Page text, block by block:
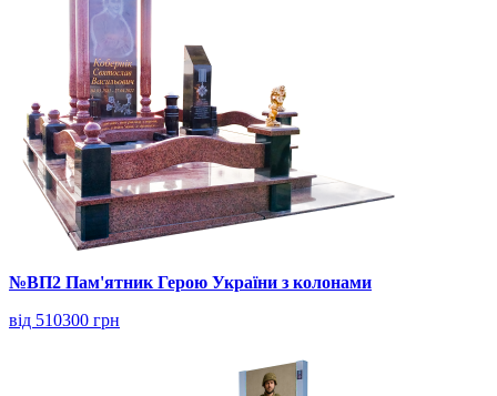
№ВП2 Пам'ятник Герою України з колонами
від 510300 грн